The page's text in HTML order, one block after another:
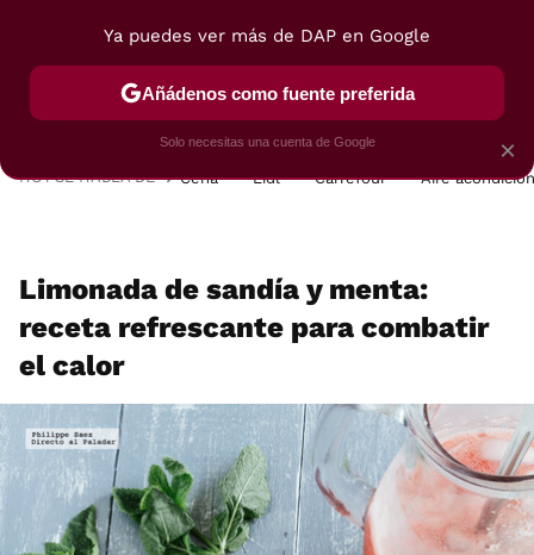
POSTRES VIAJES SELECCIÓN VEGUI
HOY SE HABLA DE Cena Lidl Carrefour Aire
Limonada de sandía y menta:
receta refrescante para combatir
el calor
×
Ya puedes ver más de DAP en Google
Añádenos como fuente preferida
Solo necesitas una cuenta de Google